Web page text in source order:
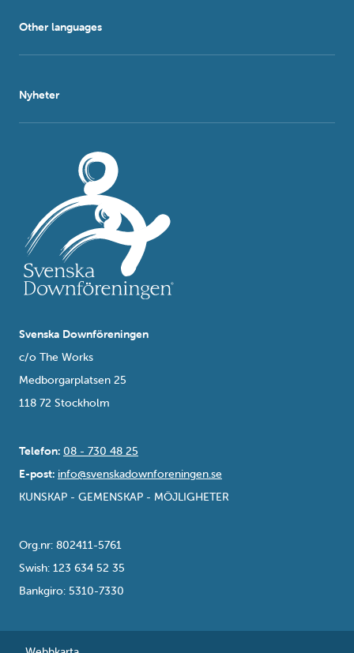
Other languages
Nyheter
Svenska Downföreningen
c/o The Works
Medborgarplatsen 25
118 72 Stockholm
Telefon: 08 - 730 48 25
E-post: info@svenskadownforeningen.se
KUNSKAP - GEMENSKAP - MÖJLIGHETER
Org.nr: 802411-5761
Swish: 123 634 52 35
Bankgiro: 5310-7330